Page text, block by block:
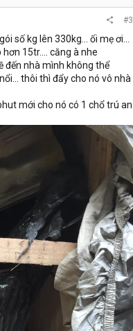
#3
số kg lên 330kg... ối mẹ ơi...
15tr.... căng à nhe
đến nhà mình không thể
thôi thì đẩy cho nó vô nhà
mới cho nó có 1 chổ trú an